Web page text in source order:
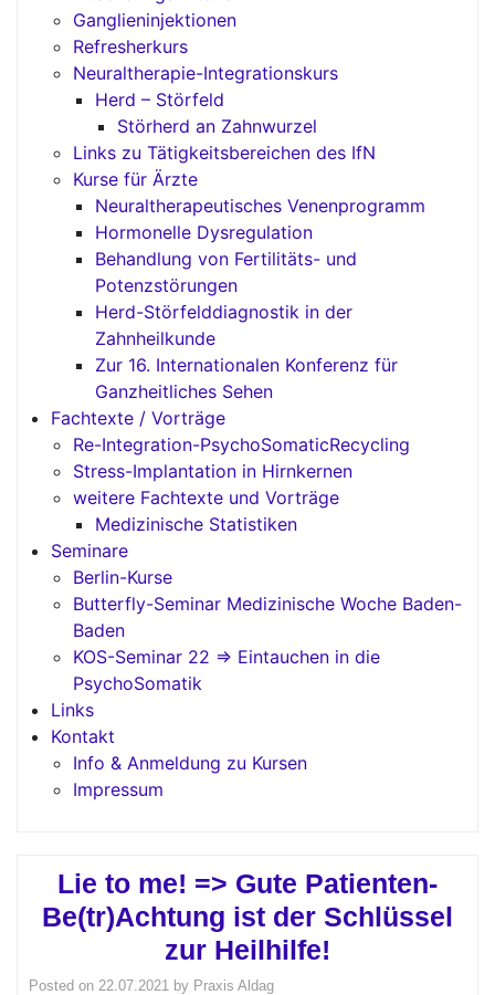
Ganglieninjektionen
Refresherkurs
Neuraltherapie-Integrationskurs
Herd – Störfeld
Störherd an Zahnwurzel
Links zu Tätigkeitsbereichen des IfN
Kurse für Ärzte
Neuraltherapeutisches Venenprogramm
Hormonelle Dysregulation
Behandlung von Fertilitäts- und
Potenzstörungen
Herd-Störfelddiagnostik in der
Zahnheilkunde
Zur 16. Internationalen Konferenz für
Ganzheitliches Sehen
Fachtexte / Vorträge
Re-Integration-PsychoSomaticRecycling
Stress-Implantation in Hirnkernen
weitere Fachtexte und Vorträge
Medizinische Statistiken
Seminare
Berlin-Kurse
Butterfly-Seminar Medizinische Woche Baden-
Baden
KOS-Seminar 22 => Eintauchen in die
PsychoSomatik
Links
Kontakt
Info & Anmeldung zu Kursen
Impressum
Lie to me! => Gute Patienten-
Be(tr)Achtung ist der Schlüssel
zur Heilhilfe!
Posted on 22.07.2021 by Praxis Aldag